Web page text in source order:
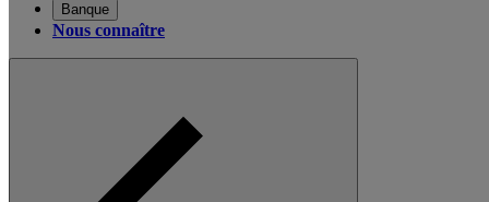
Banque
Nous connaître